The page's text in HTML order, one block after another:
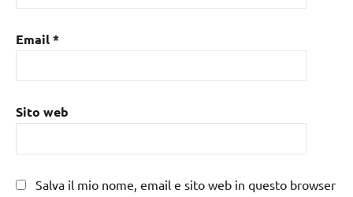
Email*
Sito web
Salva il mio nome, email e sito web in questo browser